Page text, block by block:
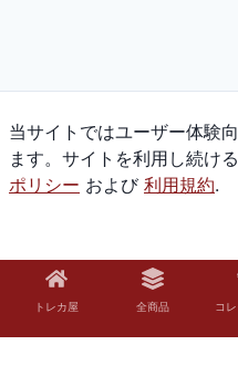
当サイトではユーザー体験
ます。サイトを利用し続け
ポリシー および 利用規約.
トレカ屋 全商品 コ